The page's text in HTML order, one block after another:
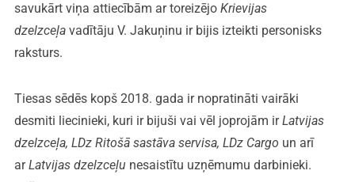
savukārt viņa attiecībām ar toreizējo Krievijas
dzelzceļavadītāju V. Jakuņinu ir bijis izteikti personisks
raksturs.
Tiesas sēdēs kopš 2018. gada ir nopratināti vairāki
desmiti liecinieki, kuri ir bijuši vai vēl joprojām irLatvijas
dzelzceļa, LDz Ritošā sastāva servisa, LDz Cargo un arī
arLatvijas dzelzceļu nesaistītu uzņēmumu darbinieki.